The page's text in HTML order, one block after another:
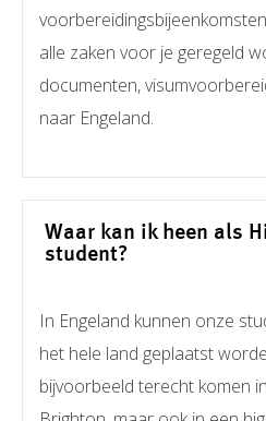
alle zaken voor je geregeld
documenten,
naar Engeland.
Waar kan ik heen als
student?
In Engeland kunnen onze
het hele land geplaatst
bijvoorbeeld terecht komen